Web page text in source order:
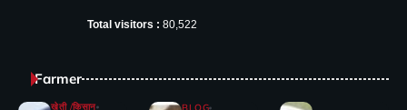
Total visitors : 80,522
Farmer
खेती /किसान